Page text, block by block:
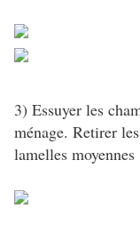
3) Essuyer les
ménage. Retirer
lamelles moyennes